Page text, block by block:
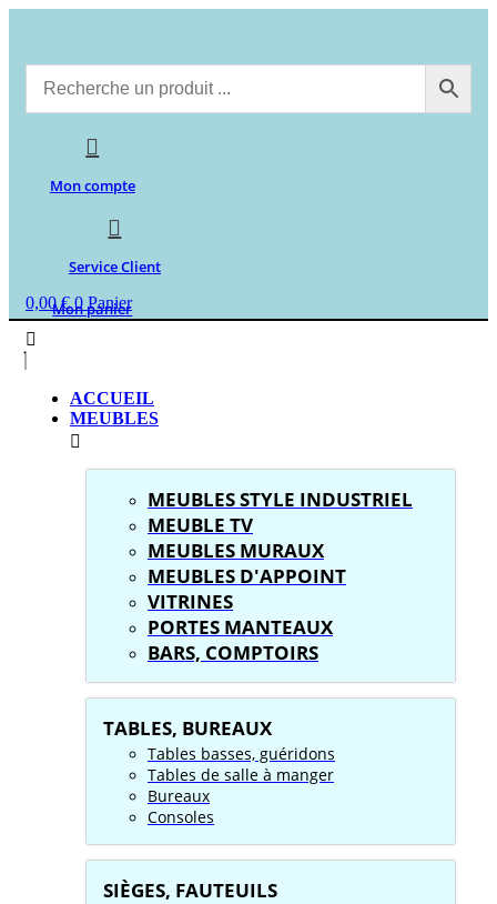
Mon compte
Service Client
0,00€ 0 Panier
Mon panier
ACCUEIL
MEUBLES
MEUBLES STYLE INDUSTRIEL
MEUBLE TV
MEUBLES MURAUX
MEUBLES D'APPOINT
VITRINES
PORTES MANTEAUX
BARS, COMPTOIRS
TABLES, BUREAUX
Tables basses, guéridons
Tables de salle à manger
Bureaux
Consoles
SIÈGES, FAUTEUILS